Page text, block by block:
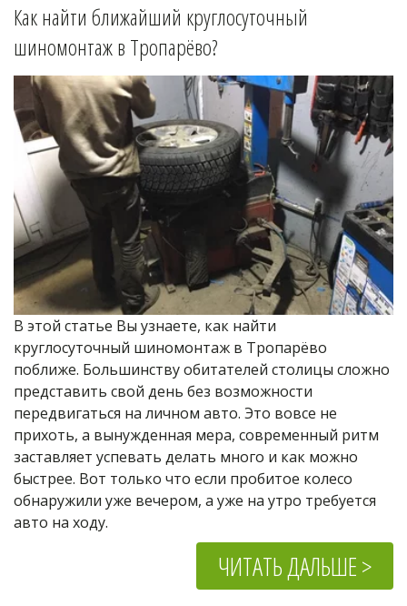
Как найти ближайший круглосуточный
шиномонтаж в Тропарёво?
В этой статье Вы узнаете, как найти
круглосуточный шиномонтаж в Тропарёво
поближе. Большинству обитателей столицы сложно
представить свой день без возможности
передвигаться на личном авто. Это вовсе не
прихоть, а вынужденная мера, современный ритм
заставляет успевать делать много и как можно
быстрее. Вот только что если пробитое колесо
обнаружили уже вечером, а уже на утро требуется
авто на ходу.
ЧИТАТЬ ДАЛЬШЕ >